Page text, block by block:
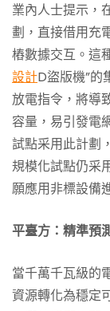
業內人士提示，
劃，直接借用充
樁數據交互。這
設計D盜版機”的
放電指令，將導
容量，易引發電
試點采用此計劃
規模化試點仍采
願應用非標設備
平臺方：精準預
當千萬千瓦級的
資源轉化為穩定